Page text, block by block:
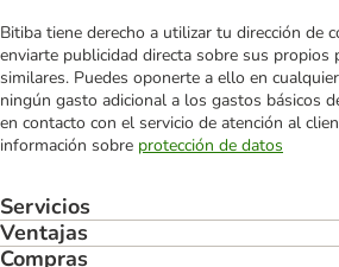
Bitiba tiene derecho a utilizar tu dirección de
enviarte publicidad directa sobre sus propios
similares. Puedes oponerte a ello en
ningún gasto adicional a los gastos básicos
en contacto con el servicio de atención al
información sobre protección de datos
Servicios
Ventajas
Compras